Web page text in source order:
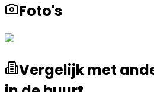
Foto's
Vergelijk met